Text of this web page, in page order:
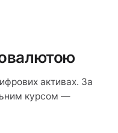
активах. За
курсом —